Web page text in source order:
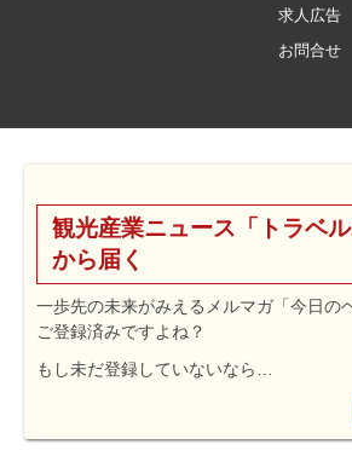
求人広告
お問合せ
観光産業ニュース「トラベ
から届く
一歩先の未来がみえるメルマガ「今日の
ご登録済みですよね？
もし未だ登録していないなら…